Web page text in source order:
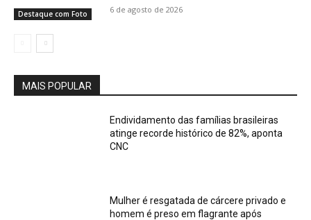
Destaque com Foto 6 de agosto de 2026
MAIS POPULAR
Endividamento das famílias brasileiras
atinge recorde histórico de 82%, aponta
CNC
Mulher é resgatada de cárcere privado e
homem é preso em flagrante após